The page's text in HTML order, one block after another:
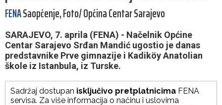
FENASaopćenje, Foto/ Općina Centar Sarajevo
SARAJEVO, 7. aprila (FENA) - Načelnik Općine
Centar Sarajevo Srđan Mandić ugostio je danas
predstavnike Prve gimnazije i Kadiköy Anatolian
škole iz Istanbula, iz Turske.
Sadržaj dostupan isključivo pretplatnicima FENA
servisa. Za više informacija o načinu i uslovima